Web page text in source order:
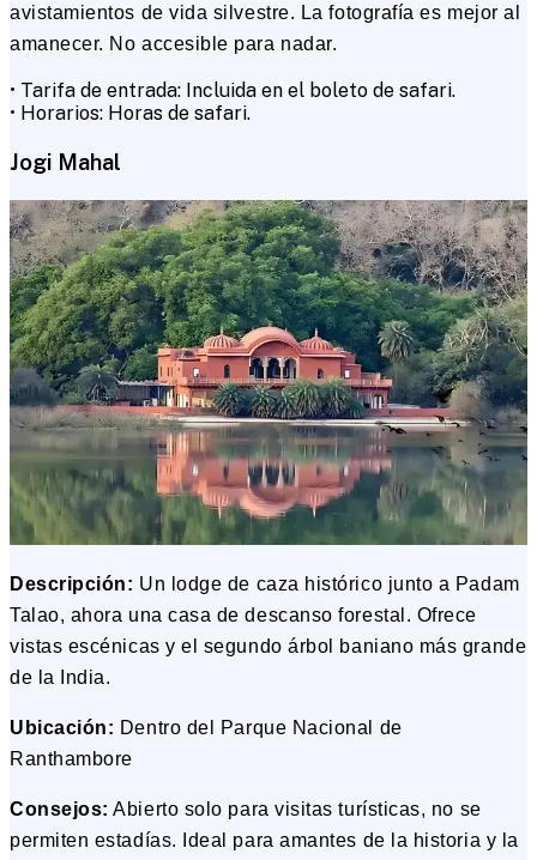
avistamientos de vida silvestre. La fotografía es mejor al
amanecer. No accesible para nadar.
• Tarifa de entrada: Incluida en el boleto de safari.
• Horarios: Horas de safari.
Jogi Mahal
Descripción: Un lodge de caza histórico junto a Padam
Talao, ahora una casa de descanso forestal. Ofrece
vistas escénicas y el segundo árbol baniano más grande
de la India.
Ubicación: Dentro del Parque Nacional de
Ranthambore
Consejos: Abierto solo para visitas turísticas, no se
permiten estadías. Ideal para amantes de la historia y la